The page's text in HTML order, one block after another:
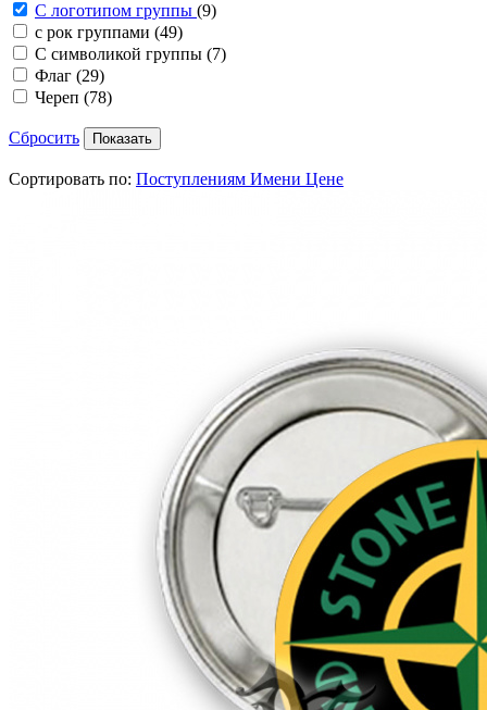
С логотипом группы (9)
с рок группами (49)
С символикой группы (7)
Флаг (29)
Череп (78)
Сбросить
Сортировать по: Поступлениям Имени Цене